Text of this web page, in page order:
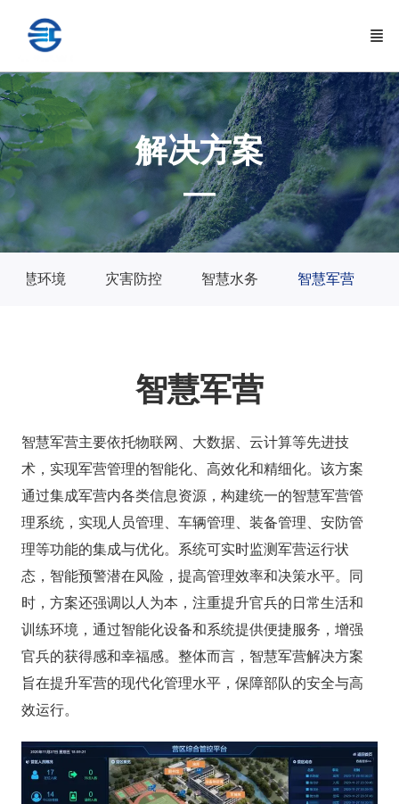
解决方案
—
智慧环境 灾害防控 智慧水务 智慧军营
智慧军营
智慧军营主要依托物联网、大数据、云计算等先进技
术，实现军营管理的智能化、高效化和精细化。该方案
通过集成军营内各类信息资源，构建统一的智慧军营管
理系统，实现人员管理、车辆管理、装备管理、安防管
理等功能的集成与优化。系统可实时监测军营运行状
态，智能预警潜在风险，提高管理效率和决策水平。同
时，方案还强调以人为本，注重提升官兵的日常生活和
训练环境，通过智能化设备和系统提供便捷服务，增强
官兵的获得感和幸福感。整体而言，智慧军营解决方案
旨在提升军营的现代化管理水平，保障部队的安全与高
效运行。